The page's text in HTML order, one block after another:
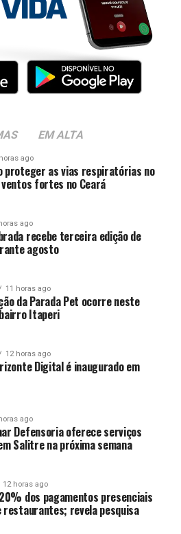
EM ALTA
ago
proteger as vias respiratórias no
fortes no Ceará
ago
recebe terceira edição de
agosto
11 horas ago
da Parada Pet ocorre neste
Itaperi
12 horas ago
Digital é inaugurado em
ago
Defensoria oferece serviços
Salitre na próxima semana
12 horas ago
dos pagamentos presenciais
restaurantes; revela pesquisa